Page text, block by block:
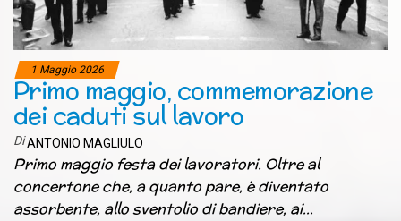
1 Maggio 2026
Primo maggio, commemorazione
dei caduti sul lavoro
DiANTONIO MAGLIULO
Primo maggio festa dei lavoratori. Oltre al
concertone che, a quanto pare, è diventato
assorbente, allo sventolio di bandiere, ai…